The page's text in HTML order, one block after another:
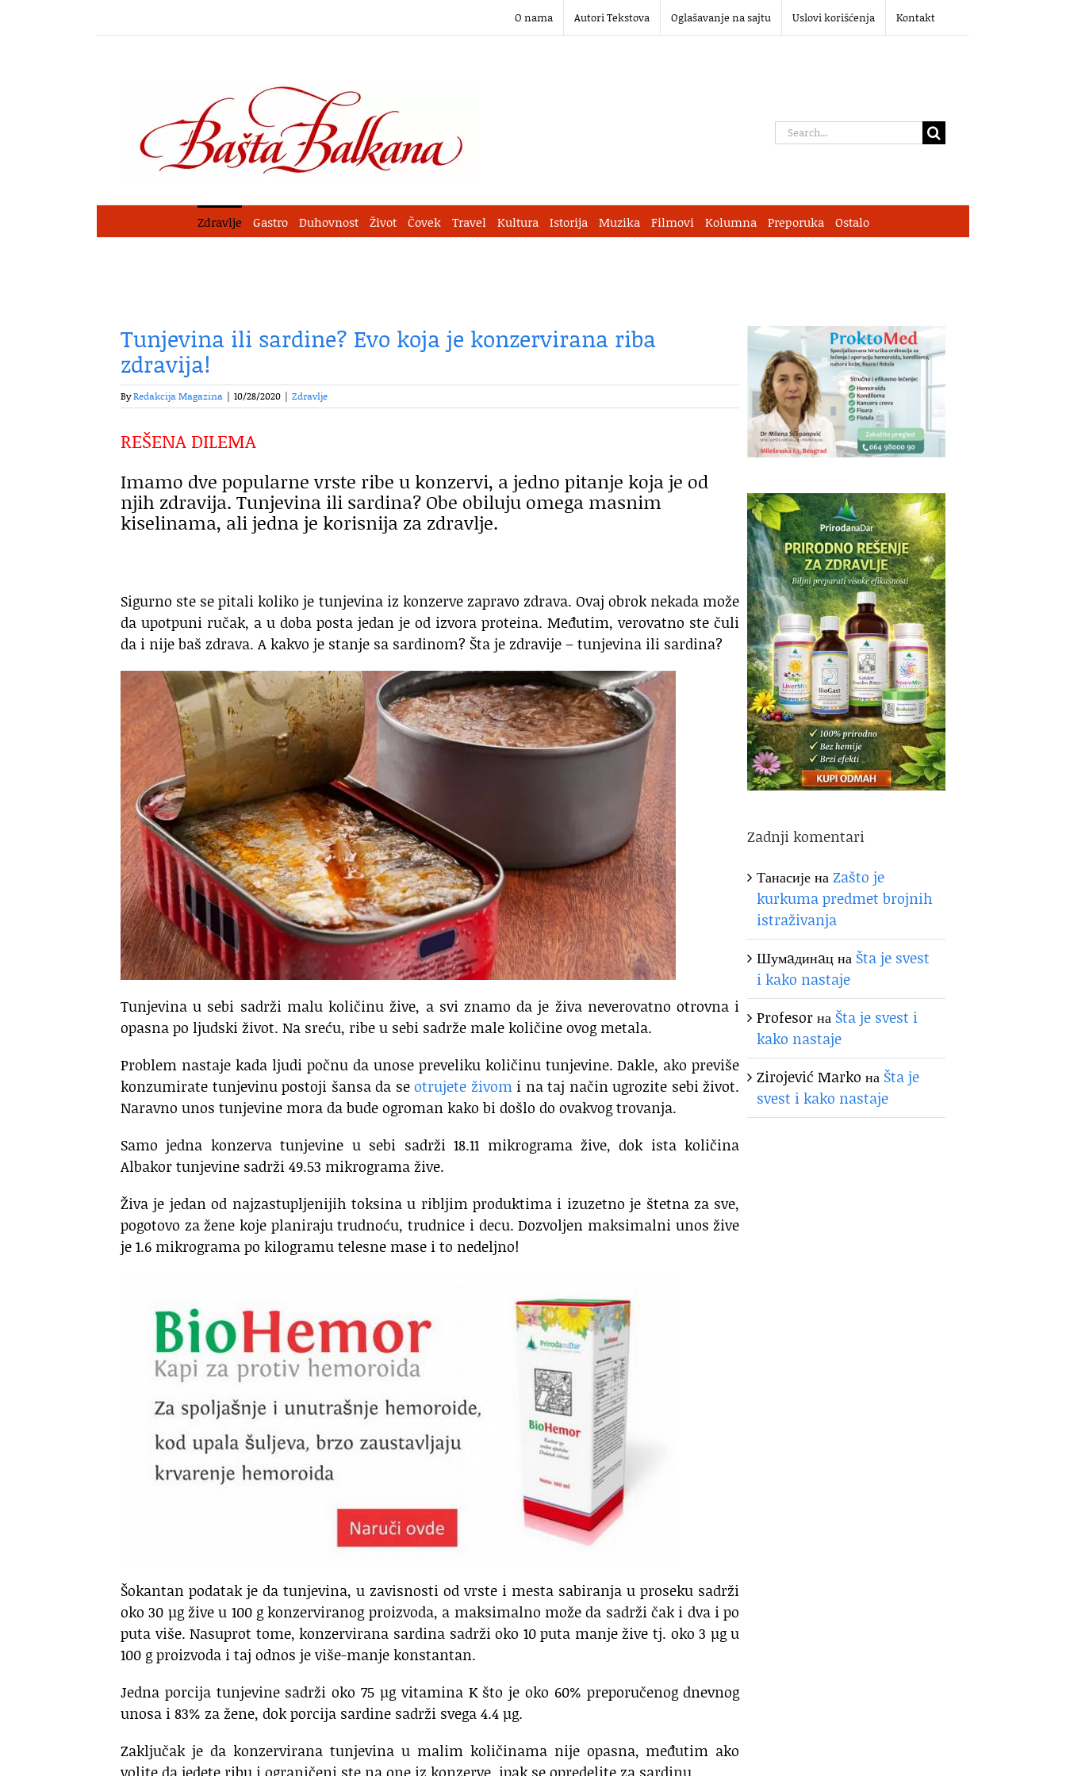
O nama Autori Tekstova Oglašavanje na sajtu Uslovi korišćenja Kontakt
Search
Zdravlje Gastro Duhovnost Život Čovek Travel Kultura Istorija Muzika Filmovi Kolumna Preporuka Ostalo
Tunjevina ili sardine? Evo koja je konzervirana riba
zdravija!
ByRedakcija Magazina | 10/28/2020 | Zdravlje
REŠENA DILEMA
Imamo dve popularne vrste ribe u konzervi, a jedno pitanje koja je od
njih zdravija. Tunjevina ili sardina? Obe obiluju omega masnim
kiselinama, ali jedna je korisnija za zdravlje.
Sigurno ste se pitali koliko je tunjevina iz konzerve zapravo zdrava. Ovaj obrok nekada može
da upotpuni ručak, a u doba posta jedan je od izvora proteina. Međutim, verovatno ste čuli
da i nije baš zdrava. A kakvo je stanje sa sardinom? Šta je zdravije – tunjevina ili sardina?
Tunjevina u sebi sadrži malu količinu žive, a svi znamo da je živa neverovatno otrovna i
opasna po ljudski život. Na sreću, ribe u sebi sadrže male količine ovog metala.
Problem nastaje kada ljudi počnu da unose preveliku količinu tunjevine. Dakle, ako previše
konzumirate tunjevinu postoji šansa da seotrujete živomi na taj način ugrozite sebi život.
Naravno unos tunjevine mora da bude ogroman kako bi došlo do ovakvog trovanja.
Samo jedna konzerva tunjevine u sebi sadrži 18.11 mikrograma žive, dok ista količina
Albakor tunjevine sadrži 49.53 mikrograma žive.
Živa je jedan od najzastupljenijih toksina u ribljim produktima i izuzetno je štetna za sve,
pogotovo za žene koje planiraju trudnoću, trudnice i decu. Dozvoljen maksimalni unos žive
je 1.6 mikrograma po kilogramu telesne mase i to nedeljno!
Šokantan podatak je da tunjevina, u zavisnosti od vrste i mesta sabiranja u proseku sadrži
oko 30 µg žive u 100 g konzerviranog proizvoda, a maksimalno može da sadrži čak i dva i po
puta više. Nasuprot tome, konzervirana sardina sadrži oko 10 puta manje žive tj. oko 3 µg u
100 g proizvoda i taj odnos je više-manje konstantan.
Jedna porcija tunjevine sadrži oko 75 µg vitamina K što je oko 60% preporučenog dnevnog
unosa i 83% za žene, dok porcija sardine sadrži svega 4.4 µg.
Zaključak je da konzervirana tunjevina u malim količinama nije opasna, međutim ako
volite da jedete ribu i ograničeni ste na one iz konzerve, ipak se opredelite za sardinu.
Zadnji komentari
ТанасијенаZašto je
kurkuma predmet brojnih
istraživanja
Шумaдинaцна Šta je svest
i kako nastaje
Profesorна Šta je svest i
kako nastaje
Zirojević Marko на Šta je
svest i kako nastaje